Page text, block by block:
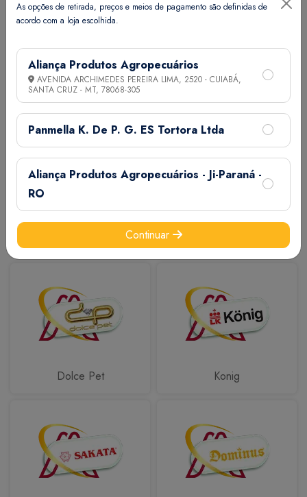
Calbos M7
Dolce Pet Konig
As opções de retirada, preços e meios de pagamento são definidas de
acordo com a loja escolhida.
Aliança Produtos Agropecuários
AVENIDA ARCHIMEDES PEREIRA LIMA, 2520 - CUIABÁ,
SANTA CRUZ - MT, 78068-305
Panmella K. De P. G. ES Tortora Ltda
Aliança Produtos Agropecuários - Ji-Paraná -
RO
Continuar